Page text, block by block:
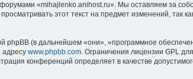
«mihajlenko.anihost.ru». Мы оставляем за
этот текст на предмет изменений, так
(в дальнейшем «они», «программное
адресу www.phpbb.com. Ограничения лицензии GPL
конференций определяет в качестве